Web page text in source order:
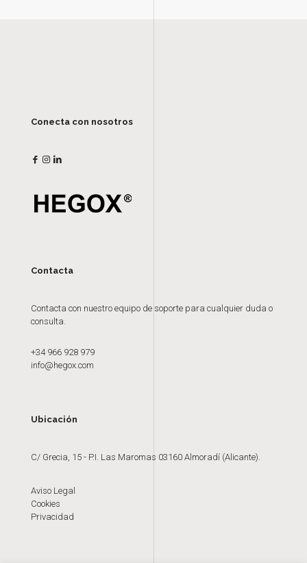
Conecta con nosotros
Contacta
Contacta con nuestro equipo de soporte para cualquier duda o
consulta.
+34 966 928 979
info@hegox.com
Ubicación
C/ Grecia, 15 - P.I. Las Maromas 03160 Almoradí (Alicante).
Aviso Legal
Cookies
Privacidad